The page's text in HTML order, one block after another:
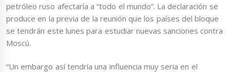
petróleo ruso afectaría a “todo el mundo”. La declaración se
produce en la previa de la reunión que los países del bloque
se tendrán este lunes para estudiar nuevas sanciones contra
Moscú.
“Un embargo así tendría una influencia muy seria en el